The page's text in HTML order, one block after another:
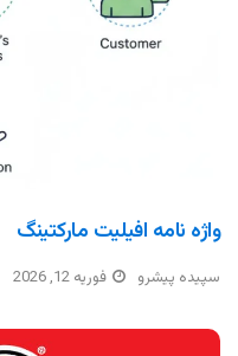
واژه نامه افیلیت مارکتینگ
سپیده پیشرو فوریه 12, 2026